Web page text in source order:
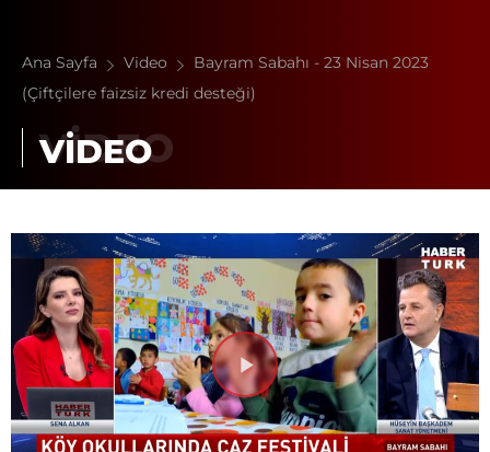
Ana Sayfa Video
Bayram Sabahı - 23 Nisan 2023
(Çiftçilere faizsiz kredi desteği)
VİDEO
Videoyu
Oynat